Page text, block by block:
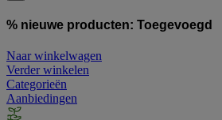
% nieuwe producten: Toegevoegd
Naar winkelwagen
Verder winkelen
Categorieën
Aanbiedingen